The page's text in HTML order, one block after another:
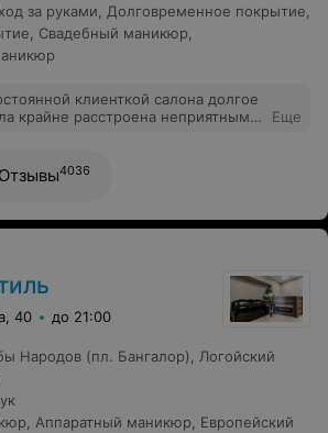
за руками Долговременное покрытие
Свадебный маникюр
клиенткой салона долгое
крайне расстроена неприятным и
перед праздниками -
как и репутация салона для
Еще
Отзывы4036
40 до 21:00
Народов (пл. Бангалор)
Логойский
Аппаратный маникюр
Европейский